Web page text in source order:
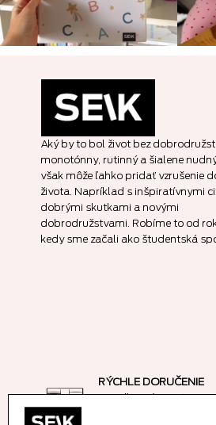
Aký by to bol život bez
monotónny, rutinný a šialene
však môže ľahko pridať vzrušenie
života. Napríklad s inšpiratívnymi
dobrými skutkami a novými
dobrodružstvami. Robíme to od
kedy sme začali ako študentská
RÝCHLE DORUČENIE
na odberné miesto